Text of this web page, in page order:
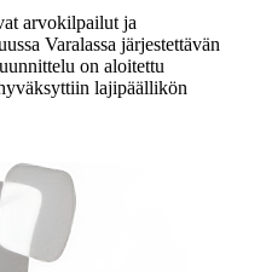
arvokilpailut ja
Varalassa järjestettävän
on aloitettu
lajipäällikön